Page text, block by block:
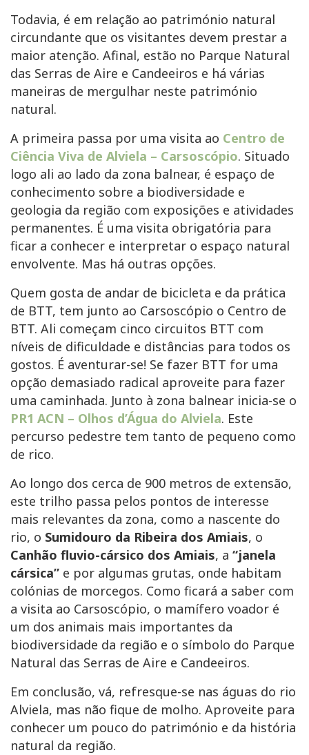
Todavia, é em relação ao património natural
circundante que os visitantes devem prestar a
maior atenção. Afinal, estão no Parque Natural
das Serras de Aire e Candeeiros e há várias
maneiras de mergulhar neste património
natural.
A primeira passa por uma visita ao Centro de
Ciência Viva de Alviela – Carsoscópio. Situado
logo ali ao lado da zona balnear, é espaço de
conhecimento sobre a biodiversidade e
geologia da região com exposições e atividades
permanentes. É uma visita obrigatória para
ficar a conhecer e interpretar o espaço natural
envolvente. Mas há outras opções.
Quem gosta de andar de bicicleta e da prática
de BTT, tem junto ao Carsoscópio o Centro de
BTT. Ali começam cinco circuitos BTT com
níveis de dificuldade e distâncias para todos os
gostos. É aventurar-se! Se fazer BTT for uma
opção demasiado radical aproveite para fazer
uma caminhada. Junto à zona balnear inicia-se o
PR1 ACN – Olhos d’Água do Alviela. Este
percurso pedestre tem tanto de pequeno como
de rico.
Ao longo dos cerca de 900 metros de extensão,
este trilho passa pelos pontos de interesse
mais relevantes da zona, como a nascente do
rio, o Sumidouro da Ribeira dos Amiais, o
Canhão fluvio-cársico dos Amiais, a “janela
cársica” e por algumas grutas, onde habitam
colónias de morcegos. Como ficará a saber com
a visita ao Carsoscópio, o mamífero voador é
um dos animais mais importantes da
biodiversidade da região e o símbolo do Parque
Natural das Serras de Aire e Candeeiros.
Em conclusão, vá, refresque-se nas águas do rio
Alviela, mas não fique de molho. Aproveite para
conhecer um pouco do património e da história
natural da região.